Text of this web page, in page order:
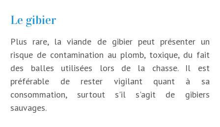
Le gibier
Plus rare, la viande de gibier peut présenter un
risque de contamination au plomb, toxique, du fait
des balles utilisées lors de la chasse. Il est
préférable de rester vigilant quant à sa
consommation, surtout s'il s'agit de gibiers
sauvages.